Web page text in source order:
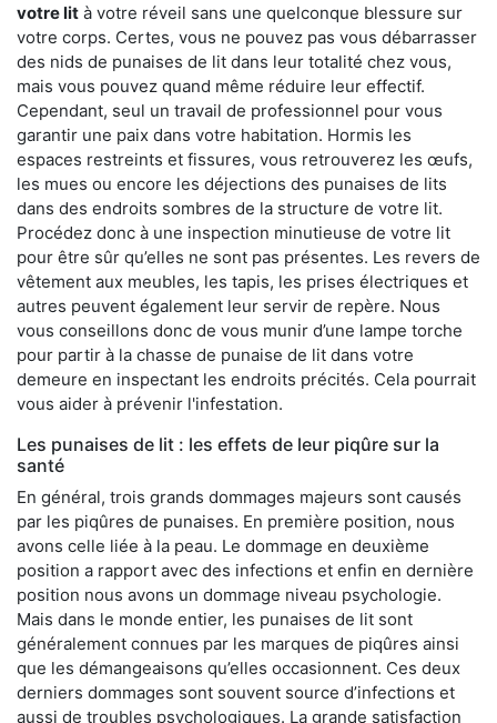
votre lit à votre réveil sans une quelconque blessure sur
votre corps. Certes, vous ne pouvez pas vous débarrasser
des nids de punaises de lit dans leur totalité chez vous,
mais vous pouvez quand même réduire leur effectif.
Cependant, seul un travail de professionnel pour vous
garantir une paix dans votre habitation. Hormis les
espaces restreints et fissures, vous retrouverez les œufs,
les mues ou encore les déjections des punaises de lits
dans des endroits sombres de la structure de votre lit.
Procédez donc à une inspection minutieuse de votre lit
pour être sûr qu’elles ne sont pas présentes. Les revers de
vêtement aux meubles, les tapis, les prises électriques et
autres peuvent également leur servir de repère. Nous
vous conseillons donc de vous munir d’une lampe torche
pour partir à la chasse de punaise de lit dans votre
demeure en inspectant les endroits précités. Cela pourrait
vous aider à prévenir l'infestation.
Les punaises de lit : les effets de leur piqûre sur la
santé
En général, trois grands dommages majeurs sont causés
par les piqûres de punaises. En première position, nous
avons celle liée à la peau. Le dommage en deuxième
position a rapport avec des infections et enfin en dernière
position nous avons un dommage niveau psychologie.
Mais dans le monde entier, les punaises de lit sont
généralement connues par les marques de piqûres ainsi
que les démangeaisons qu’elles occasionnent. Ces deux
derniers dommages sont souvent source d’infections et
aussi de troubles psychologiques. La grande satisfaction